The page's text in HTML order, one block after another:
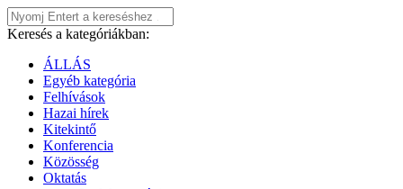
Keresés a kategóriákban:
ÁLLÁS
Egyéb kategória
Felhívások
Hazai hírek
Kitekintő
Konferencia
Közösség
Oktatás